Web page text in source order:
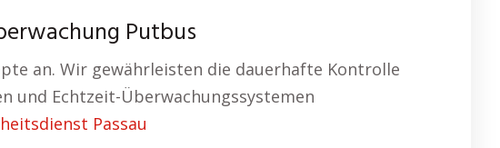
Putbus
an. Wir gewährleisten die dauerhafte Kontrolle
und Echtzeit-Überwachungssystemen
Passau